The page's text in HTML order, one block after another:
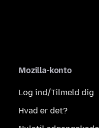
Mozilla-konto
Log ind/Tilmeld dig
Hvad er det?